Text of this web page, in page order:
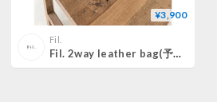
¥3,900
Fil.
Fil. 2way leather bag(予約)2olor